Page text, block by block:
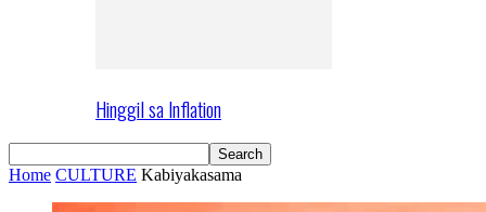
Hinggil sa Inflation
Home CULTURE Kabiyakasama